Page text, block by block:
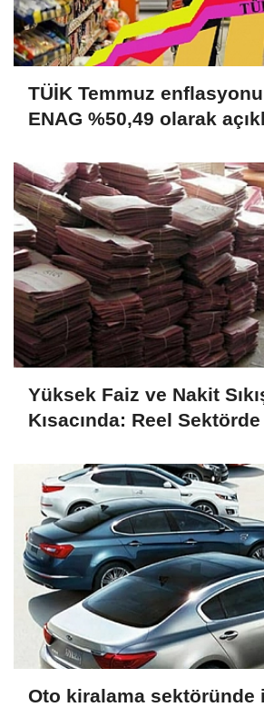
TÜİK Temmuz
ENAG %50,49 olarak
Yüksek Faiz ve Nakit
Kısacında: Reel
Oto kiralama sektöründe